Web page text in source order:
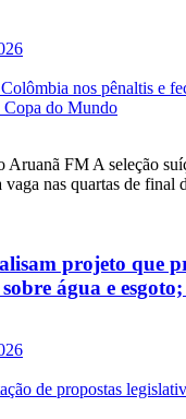
Aruanã FM A seleção
nas quartas de final
projeto que
água e